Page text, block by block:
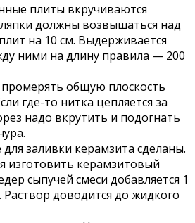
плиты вкручиваются
должны возвышаться над
на 10 см. Выдерживается
ними на длину правила — 200
общую плоскость
где-то нитка цепляется за
надо вкрутить и подогнать
заливки керамзита сделаны.
изготовить керамзитовый
сыпучей смеси добавляется 1
доводится до жидкого